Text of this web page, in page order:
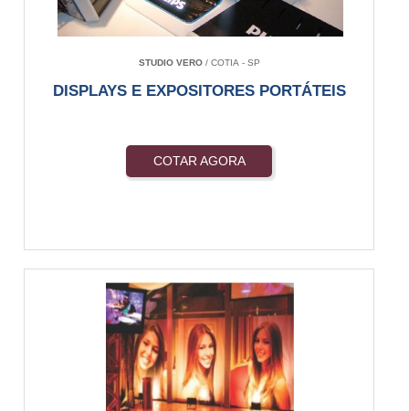
STUDIO VERO/ COTIA - SP
DISPLAYS E EXPOSITORES PORTÁTEIS
COTAR AGORA